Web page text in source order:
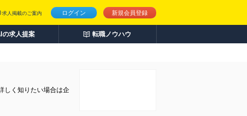
ログイン 新規会員登録
求人掲載のご案内
の求人提案 転職ノウハウ
しく知りたい場合は企